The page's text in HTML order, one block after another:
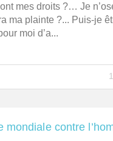
mes droits ?… Je
ma plainte ?... Puis-je
moi d’a...
mondiale contre